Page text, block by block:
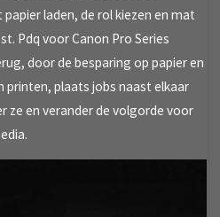
laden, de rol kiezen en mat
Pdq voor Canon Pro Series
door de besparing op papier en
printen, plaats jobs naast elkaar
ze en verander de volgorde voor